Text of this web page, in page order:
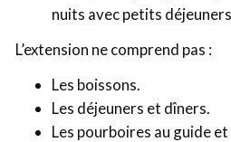
nuits avec petits
L’extension ne comprend pas :
Les boissons.
Les déjeuners et dîners.
Les pourboires au guide